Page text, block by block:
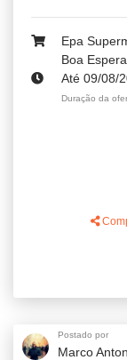
Epa
Boa
Até 09/08/
Duração da
Postado por
Marco